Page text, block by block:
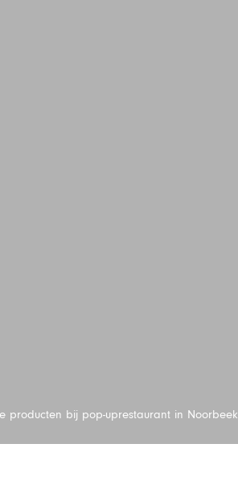
producten bij pop-uprestaurant in Noorbeek